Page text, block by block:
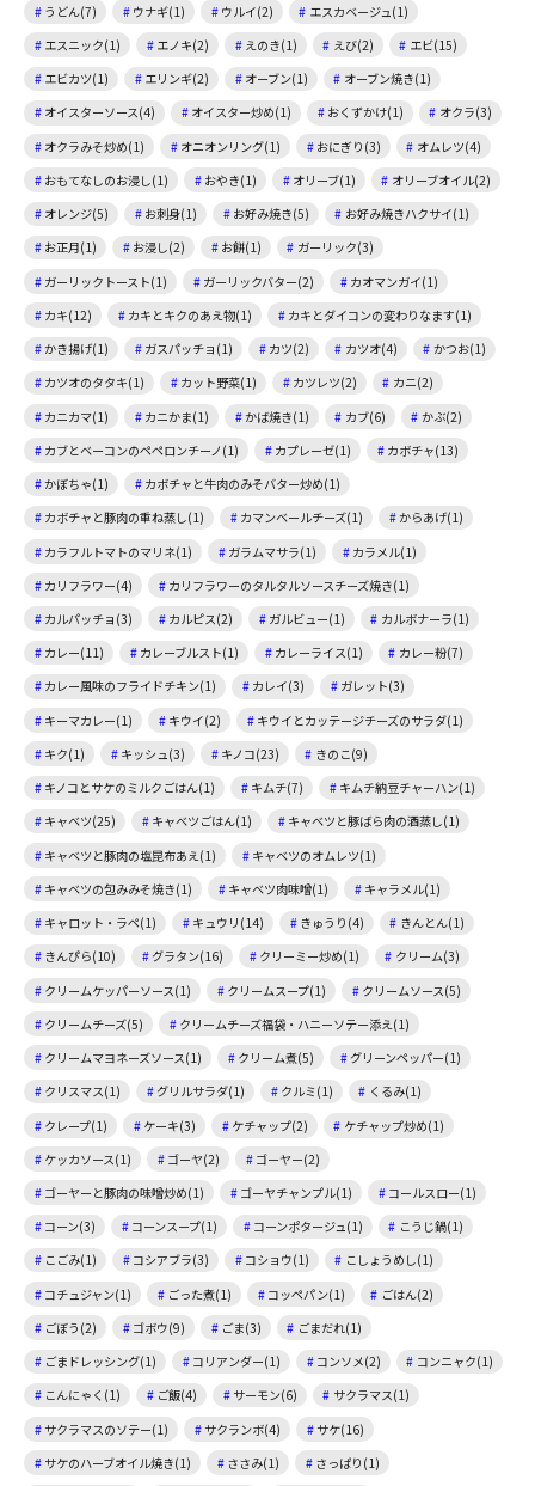
うどん(7)
ウナギ(1) ウルイ(2)
エスカベージュ(1)
エスニック(1)
エノキ(2) えのき(1) えび(2)
エビ(15)
エビカツ(1)
エリンギ(2) オーブン(1)
オーブン焼き(1)
オイスターソース(4)
オイスター炒め(1) おくずかけ(1)
オクラ(3)
オクラみそ炒め(1)
オニオンリング(1) おにぎり(3)
オムレツ(4)
おもてなしのお浸し(1)
おやき(1) オリーブ(1)
オリーブオイル(2)
オレンジ(5)
お刺身(1) お好み焼き(5)
お好み焼きハクサイ(1)
お正月(1)
お浸し(2) お餅(1)
ガーリック(3)
ガーリックトースト(1)
ガーリックバター(2)
カオマンガイ(1)
カキ(12)
カキとキクのあえ物(1)
カキとダイコンの変わりなます(1)
かき揚げ(1)
ガスパッチョ(1) カツ(2) カツオ(4)
かつお(1)
カツオのタタキ(1)
カット野菜(1) カツレツ(2)
カニ(2)
カニカマ(1)
カニかま(1) かば焼き(1) カブ(6)
かぶ(2)
カブとベーコンのペペロンチーノ(1)
カプレーゼ(1)
カボチャ(13)
かぼちゃ(1)
カボチャと牛肉のみそバター炒め(1)
カボチャと豚肉の重ね蒸し(1)
カマンベールチーズ(1)
からあげ(1)
カラフルトマトのマリネ(1)
ガラムマサラ(1)
カラメル(1)
カリフラワー(4)
カリフラワーのタルタルソースチーズ焼き(1)
カルパッチョ(3)
カルピス(2) ガルビュー(1)
カルボナーラ(1)
カレー(11)
カレーブルスト(1) カレーライス(1)
カレー粉(7)
カレー風味のフライドチキン(1)
カレイ(3)
ガレット(3)
キーマカレー(1)
キウイ(2)
キウイとカッテージチーズのサラダ(1)
キク(1)
キッシュ(3) キノコ(23)
きのこ(9)
キノコとサケのミルクごはん(1)
キムチ(7)
キムチ納豆チャーハン(1)
キャベツ(25)
キャベツごはん(1)
キャベツと豚ばら肉の酒蒸し(1)
キャベツと豚肉の塩昆布あえ(1)
キャベツのオムレツ(1)
キャベツの包みみそ焼き(1)
キャベツ肉味噌(1)
キャラメル(1)
キャロット・ラペ(1)
キュウリ(14) きゅうり(4)
きんとん(1)
きんぴら(10)
グラタン(16) クリーミー炒め(1)
クリーム(3)
クリームケッパーソース(1)
クリームスープ(1)
クリームソース(5)
クリームチーズ(5)
クリームチーズ福袋・ハニーソテー添え(1)
クリームマヨネーズソース(1)
クリーム煮(5)
グリーンペッパー(1)
クリスマス(1)
グリルサラダ(1) クルミ(1)
くるみ(1)
クレープ(1)
ケーキ(3) ケチャップ(2)
ケチャップ炒め(1)
ケッカソース(1)
ゴーヤ(2)
ゴーヤー(2)
ゴーヤーと豚肉の味噌炒め(1)
ゴーヤチャンプル(1)
コールスロー(1)
コーン(3)
コーンスープ(1) コーンポタージュ(1)
こうじ鍋(1)
こごみ(1)
コシアブラ(3) コショウ(1)
こしょうめし(1)
コチュジャン(1)
ごった煮(1) コッペパン(1)
ごはん(2)
ごぼう(2)
ゴボウ(9) ごま(3)
ごまだれ(1)
ごまドレッシング(1)
コリアンダー(1) コンソメ(2)
コンニャク(1)
こんにゃく(1)
ご飯(4) サーモン(6)
サクラマス(1)
サクラマスのソテー(1)
サクランボ(4)
サケ(16)
サケのハーブオイル焼き(1)
ささみ(1)
さっぱり(1)